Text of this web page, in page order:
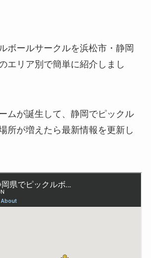
ボールサークルを浜松市・静岡
エリア別で簡単に紹介しまし
ムが誕生して、静岡でピックル
所が増えたら最新情報を更新し